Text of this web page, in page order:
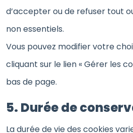
d’accepter ou de refuser tout
non essentiels.
Vous pouvez modifier votre
cliquant sur le lien « Gérer les
bas de page.
5. Durée de
La durée de vie des cookies